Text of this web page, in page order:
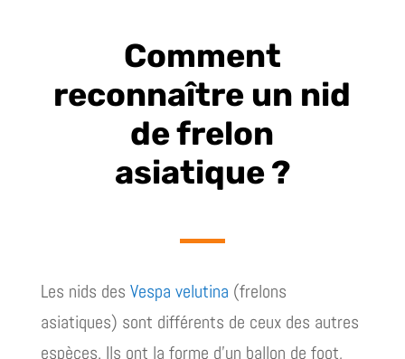
Comment
reconnaître un nid
de frelon
asiatique ?
Les nids des Vespa velutina (frelons
asiatiques) sont différents de ceux des autres
espèces. Ils ont la forme d’un ballon de foot,